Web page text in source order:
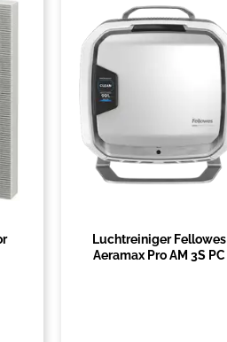
Luchtreiniger Fellowes
Aeramax Pro AM 3S PC